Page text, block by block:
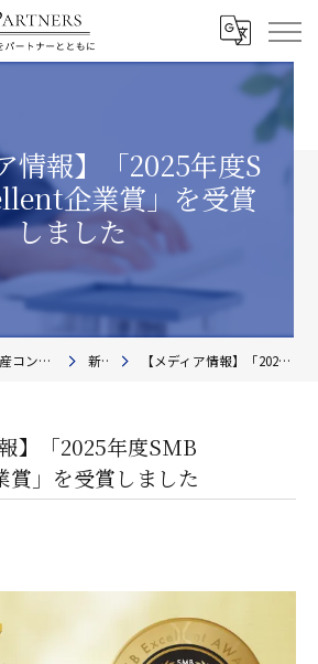
情報】「2025年度S
企業賞」を受賞
しました
東京都新宿区の不動産コンサルティングならアテナ・パートナーズ株式会社 新着情報 【メディア情報】「2025年度SMB Excellent企業賞」を受賞しました
】「2025年度SMB
」を受賞しました